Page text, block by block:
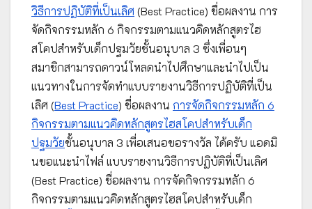
วิธีการปฏิบัติที่เป็นเลิศ (Best Practice) ชื่อผลงาน การ
จัดกิจกรรมหลัก 6 กิจกรรมตามแนวคิดหลักสูตรไฮ
สโคปสำหรับเด็กปฐมวัยชั้นอนุบาล 3 ซึ่งเพื่อนๆ
สมาชิกสามารถดาวน์โหลดนำไปศึกษาและนำไปเป็น
แนวทางในการจัดทำแบบรายงานวิธีการปฏิบัติที่เป็น
เลิศ (Best Practice) ชื่อผลงาน การจัดกิจกรรมหลัก 6
กิจกรรมตามแนวคิดหลักสูตรไฮสโคปสำหรับเด็ก
ปฐมวัยชั้นอนุบาล 3 เพื่อเสนอขอรางวัล ได้ครับ แอดมิ
นขอแนะนำไฟล์ แบบรายงานวิธีการปฏิบัติที่เป็นเลิศ
(Best Practice) ชื่อผลงาน การจัดกิจกรรมหลัก 6
กิจกรรมตามแนวคิดหลักสูตรไฮสโคปสำหรับเด็ก